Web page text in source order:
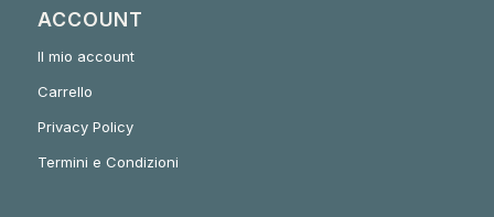
ACCOUNT
Il mio account
Carrello
Privacy Policy
Termini e Condizioni